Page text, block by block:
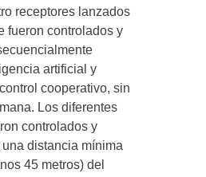
receptores lanzados
fueron controlados y
artificial y
cooperativo, sin
Los diferentes
controlados y
distancia mínima
45 metros) del